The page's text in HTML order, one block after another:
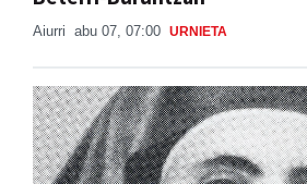
Aiurri abu 07, 07:00 URNIETA